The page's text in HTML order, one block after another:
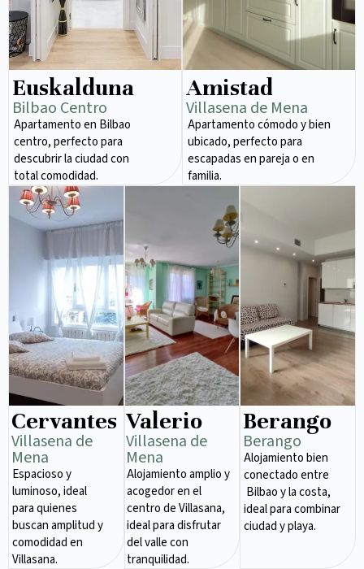
Euskalduna
Bilbao Centro
Apartamento en Bilbao
centro, perfecto para
descubrir la ciudad con
total comodidad.
Amistad
Villasena de Mena
Apartamento cómodo y bien
ubicado, perfecto para
escapadas en pareja o en
familia.
Cervantes
Villasena de
Mena​
Espacioso y
luminoso, ideal
para quienes
buscan amplitud y
comodidad en
Villasana.
Valerio
Villasena de
Mena​
Alojamiento amplio y
acogedor en el
centro de Villasana,
ideal para disfrutar
del valle con
tranquilidad.
Berango
Berango
Alojamiento bien
conectado entre
Bilbao y la costa,
ideal para combinar
ciudad y playa.